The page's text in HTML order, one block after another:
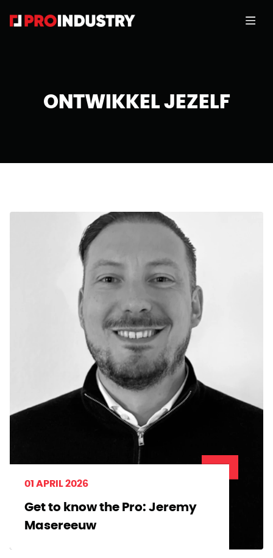
ONTWIKKEL JEZELF
01 APRIL 2026
Get to know the Pro: Jeremy
Masereeuw